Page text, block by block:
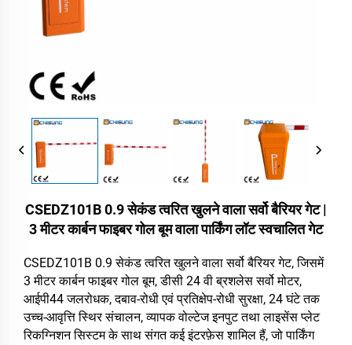
CSEDZ101B 0.9 सेकंड त्वरित खुलने वाला सर्वो बैरियर गेट |
3 मीटर कार्बन फाइबर गोल बूम वाला पार्किंग लॉट स्वचालित गेट
CSEDZ101B 0.9 सेकंड त्वरित खुलने वाला सर्वो बैरियर गेट, जिसमें
3 मीटर कार्बन फाइबर गोल बूम, डीसी 24 वी ब्रशलेस सर्वो मोटर,
आईपी44 जलरोधक, दबाव-रोधी एवं प्रतिक्षेप-रोधी सुरक्षा, 24 घंटे तक
उच्च-आवृत्ति स्थिर संचालन, व्यापक वोल्टेज इनपुट तथा लाइसेंस प्लेट
रिकग्निशन सिस्टम के साथ संगत कई इंटरफ़ेस शामिल हैं, जो पार्किंग